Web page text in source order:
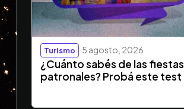
Turismo 5 agosto, 2026
¿Cuánto sabés de las fiestas
patronales? Probá este test